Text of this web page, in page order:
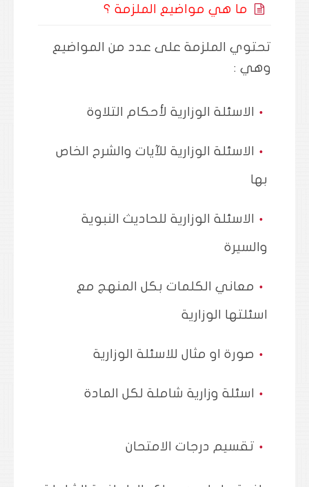
ما هي مواضيع الملزمة ؟
تحتوي الملزمة على عدد من المواضيع
وهي :
الاسئلة الوزارية لأحكام التلاوة
الاسئلة الوزارية للآيات والشرح الخاص
بها
الاسئلة الوزارية للحاديث النبوية
والسيرة
معاني الكلمات بكل المنهج مع
اسئلتها الوزارية
صورة او مثال للاسئلة الوزارية
اسئلة وزارية شاملة لكل المادة
تقسيم درجات الامتحان